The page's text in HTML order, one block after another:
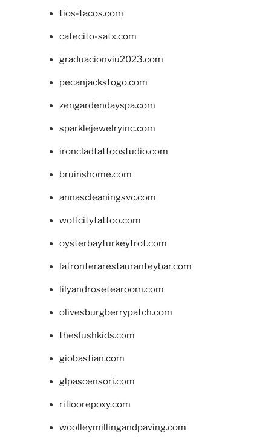
tios-tacos.com
cafecito-satx.com
graduacionviu2023.com
pecanjackstogo.com
zengardendayspa.com
sparklejewelryinc.com
ironcladtattoostudio.com
bruinshome.com
annascleaningsvc.com
wolfcitytattoo.com
oysterbayturkeytrot.com
lafronterarestauranteybar.com
lilyandrosetearoom.com
olivesburgberrypatch.com
theslushkids.com
giobastian.com
glpascensori.com
rifloorepoxy.com
woolleymillingandpaving.com